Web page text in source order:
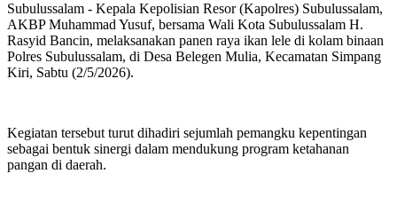
Subulussalam - Kepala Kepolisian Resor (Kapolres) Subulussalam,
AKBP Muhammad Yusuf, bersama Wali Kota Subulussalam H.
Rasyid Bancin, melaksanakan panen raya ikan lele di kolam binaan
Polres Subulussalam, di Desa Belegen Mulia, Kecamatan Simpang
Kiri, Sabtu (2/5/2026).
‎Kegiatan tersebut turut dihadiri sejumlah pemangku kepentingan
sebagai bentuk sinergi dalam mendukung program ketahanan
pangan di daerah.